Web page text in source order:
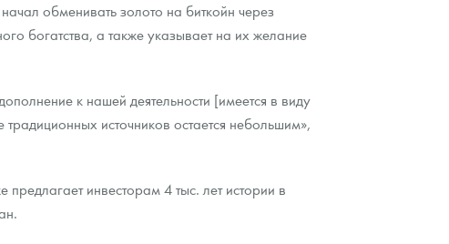
обменивать золото на биткойн через
богатства, а также указывает на их желание
к нашей деятельности [имеется в виду
источников остается небольшим»,
инвесторам 4 тыс. лет истории в